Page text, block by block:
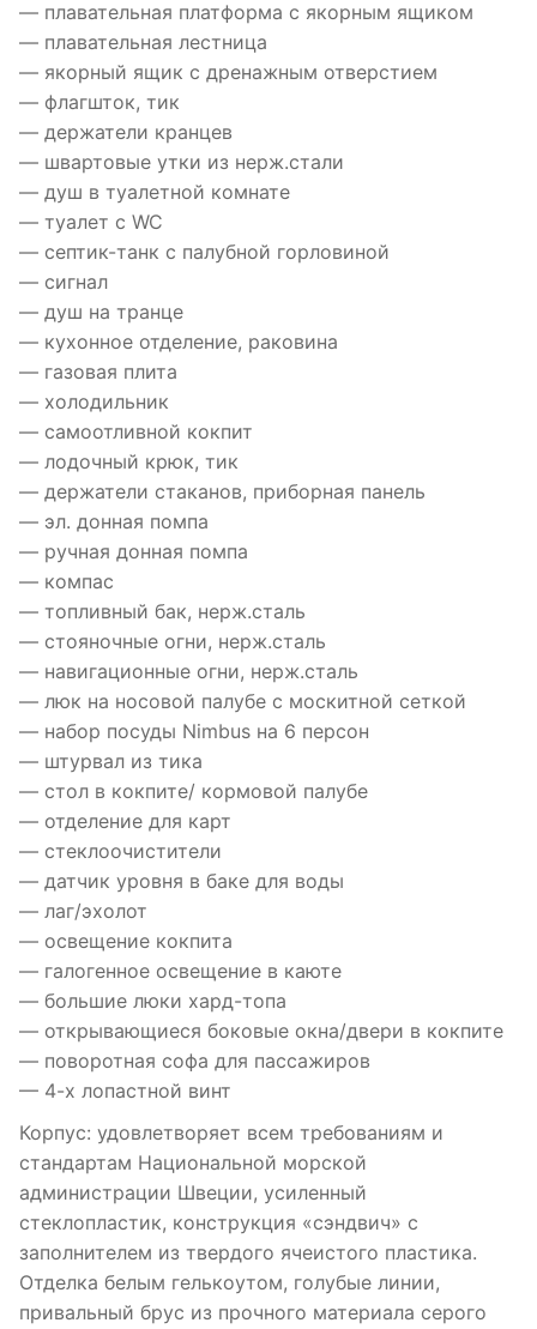
— плавательная платформа с якорным ящиком
— плавательная лестница
— якорный ящик с дренажным отверстием
— флагшток, тик
— держатели кранцев
— швартовые утки из нерж.стали
— душ в туалетной комнате
— туалет с WC
— септик-танк с палубной горловиной
— сигнал
— душ на транце
— кухонное отделение, раковина
— газовая плита
— холодильник
— самоотливной кокпит
— лодочный крюк, тик
— держатели стаканов, приборная панель
— эл. донная помпа
— ручная донная помпа
— компас
— топливный бак, нерж.сталь
— стояночные огни, нерж.сталь
— навигационные огни, нерж.сталь
— люк на носовой палубе с москитной сеткой
— набор посуды Nimbus на 6 персон
— штурвал из тика
— стол в кокпите/ кормовой палубе
— отделение для карт
— стеклоочистители
— датчик уровня в баке для воды
— лаг/эхолот
— освещение кокпита
— галогенное освещение в каюте
— большие люки хард-топа
— открывающиеся боковые окна/двери в кокпите
— поворотная софа для пассажиров
— 4-х лопастной винт
Корпус: удовлетворяет всем требованиям и
стандартам Национальной морской
администрации Швеции, усиленный
стеклопластик, конструкция «сэндвич» с
заполнителем из твердого ячеистого пластика.
Отделка белым гелькоутом, голубые линии,
привальный брус из прочного материала серого